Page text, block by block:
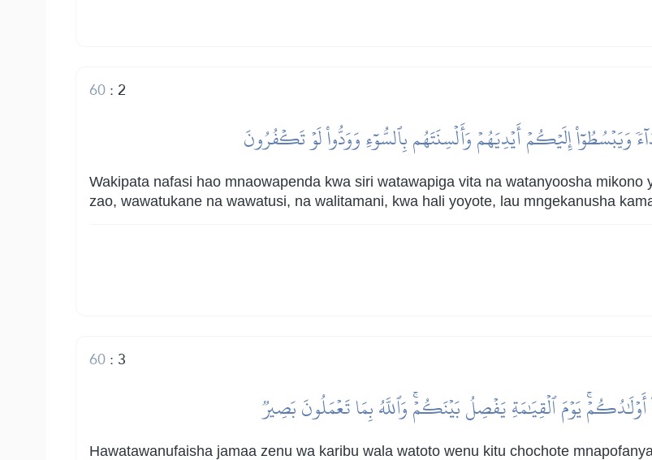
2
:
60
وَيَبۡسُطُوٓاْ إِلَيۡكُمۡ أَيۡدِيَهُمۡ وَأَلۡسِنَتَهُم بِٱلسُّوٓءِ وَوَدُّواْ لَوۡ تَكۡفُرُونَ
Wakipata nafasi hao mnaowapenda kwa siri watawapiga vita na watanyoosha
zao, wawatukane na wawatusi, na walitamani, kwa hali yoyote, lau mngekanusha
3
:
60
يَوۡمَ ٱلۡقِيَٰمَةِ يَفۡصِلُ بَيۡنَكُمۡۚ وَٱللَّهُ بِمَا تَعۡمَلُونَ بَصِيرٞ
Hawatawanufaisha jamaa zenu wa karibu wala watoto wenu kitu chochote